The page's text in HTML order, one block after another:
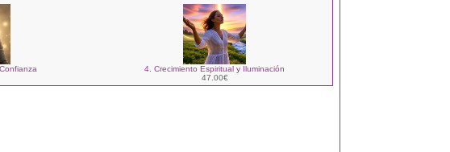
4. Crecimiento Espiritual y Iluminación
47.00€